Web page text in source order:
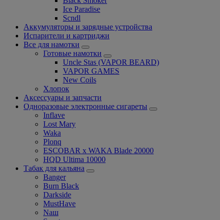
Ice Paradise
Scndl
Аккумуляторы и зарядные устройства
Испарители и картриджи
Все для намотки
Готовые намотки
Uncle Stas (VAPOR BEARD)
VAPOR GAMES
New Coils
Хлопок
Аксессуары и запчасти
Одноразовые электронные сигареты
Inflave
Lost Mary
Waka
Plonq
ESCOBAR x WAKA Blade 20000
HQD Ultima 10000
Табак для кальяна
Banger
Burn Black
Darkside
MustHave
Nаш